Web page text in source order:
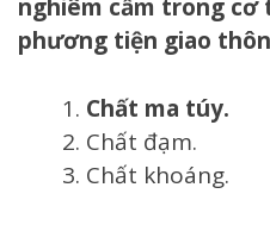
nghiêm cấm trong cơ
phương tiện giao
Chất ma túy.
Chất đạm.
Chất khoáng.